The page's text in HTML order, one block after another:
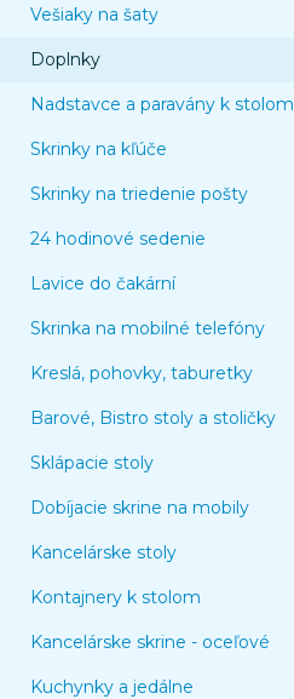
Vešiaky na šaty
Doplnky
Nadstavce a paravány k stolom
Skrinky na kľúče
Skrinky na triedenie pošty
24 hodinové sedenie
Lavice do čakární
Skrinka na mobilné telefóny
Kreslá, pohovky, taburetky
Barové, Bistro stoly a stoličky
Sklápacie stoly
Dobíjacie skrine na mobily
Kancelárske stoly
Kontajnery k stolom
Kancelárske skrine - oceľové
Kuchynky a jedálne